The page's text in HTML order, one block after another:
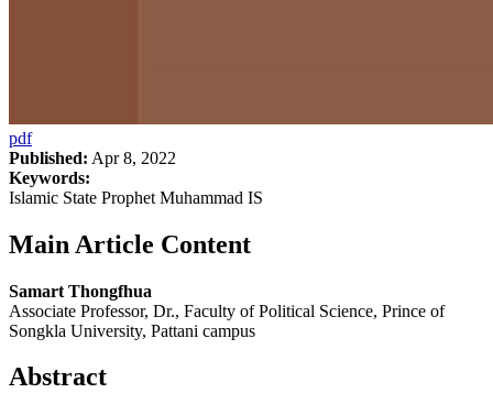
pdf
Published: Apr 8, 2022
Keywords:
Islamic State Prophet Muhammad IS
Main Article Content
Samart Thongfhua
Associate Professor, Dr., Faculty of Political Science, Prince of
Songkla University, Pattani campus
Abstract